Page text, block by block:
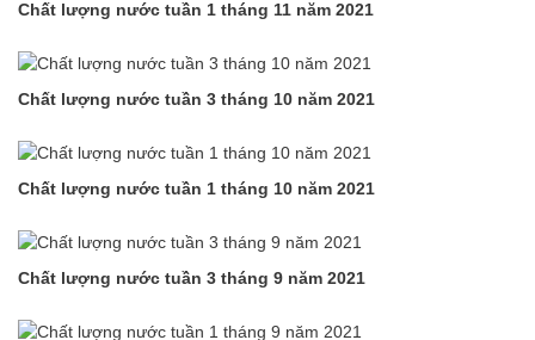
Chất lượng nước tuần 1 tháng 11 năm 2021
Chất lượng nước tuần 3 tháng 10 năm 2021
Chất lượng nước tuần 1 tháng 10 năm 2021
Chất lượng nước tuần 3 tháng 9 năm 2021